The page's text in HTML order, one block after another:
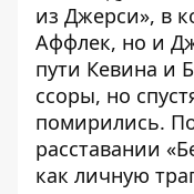
из Джерси», в
Аффлек, но и
пути Кевина и
ссоры, но
помирились.
расставании
как личную